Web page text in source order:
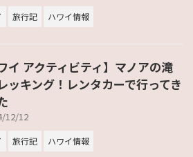
旅行記 ハワイ情報
イ アクティビティ】マノアの滝
ッキング！レンタカーで行ってき
12/12
旅行記 ハワイ情報